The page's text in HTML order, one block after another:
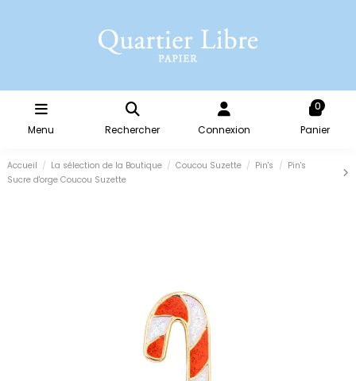
Menu Rechercher Connexion
0
Panier
Accueil La sélection de la Boutique Coucou Suzette Pin's
Pin's
Sucre d'orge Coucou Suzette